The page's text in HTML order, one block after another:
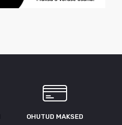
OHUTUD MAKSED